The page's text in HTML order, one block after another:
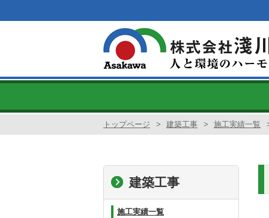
トップページ > 建築工事 > 施工実績一覧
建築工事
施工実績一覧